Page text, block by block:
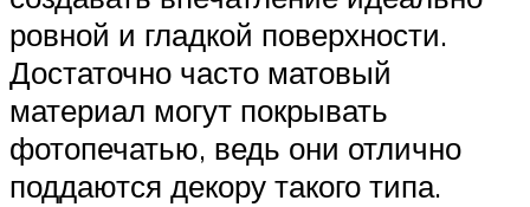
ровной и гладкой поверхности.
Достаточно часто матовый
материал могут покрывать
фотопечатью, ведь они отлично
поддаются декору такого типа.